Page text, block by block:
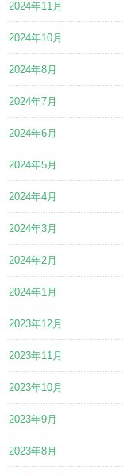
2024年11月
2024年10月
2024年8月
2024年7月
2024年6月
2024年5月
2024年4月
2024年3月
2024年2月
2024年1月
2023年12月
2023年11月
2023年10月
2023年9月
2023年8月